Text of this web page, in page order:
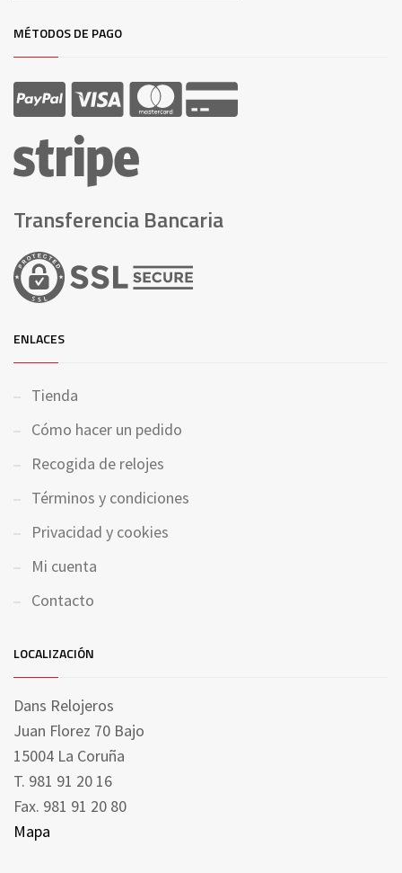
MÉTODOS DE PAGO
Transferencia Bancaria
ENLACES
Tienda
Cómo hacer un pedido
Recogida de relojes
Términos y condiciones
Privacidad y cookies
Mi cuenta
Contacto
LOCALIZACIÓN
Dans Relojeros
Juan Florez 70 Bajo
15004 La Coruña
T. 981 91 20 16
Fax. 981 91 20 80
Mapa